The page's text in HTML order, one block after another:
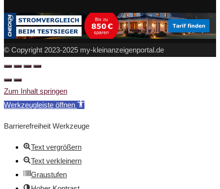
© Copyright 2023-2025 my-kleinanzeigenportal.de
Zum Inhalt springen
Werkzeugleiste öffnen
Barrierefreiheit Werkzeuge
Text vergrößern
Text verkleinern
Graustufen